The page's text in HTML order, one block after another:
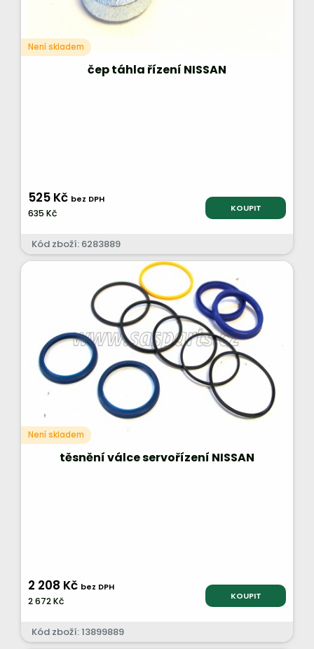
Není skladem
čep táhla řízení NISSAN
525 Kč bez DPH
635 Kč KOUPIT
Kód zboží: 6283889
Není skladem
těsnění válce servořízení NISSAN
2 208 Kč bez DPH
2 672 Kč KOUPIT
Kód zboží: 13899889